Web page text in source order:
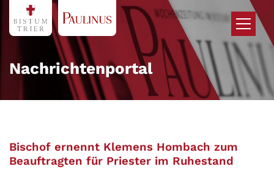
Zum Inhalt springen
Nachrichtenportal
Bischof ernennt Klemens Hombach zum
Beauftragten für Priester im Ruhestand